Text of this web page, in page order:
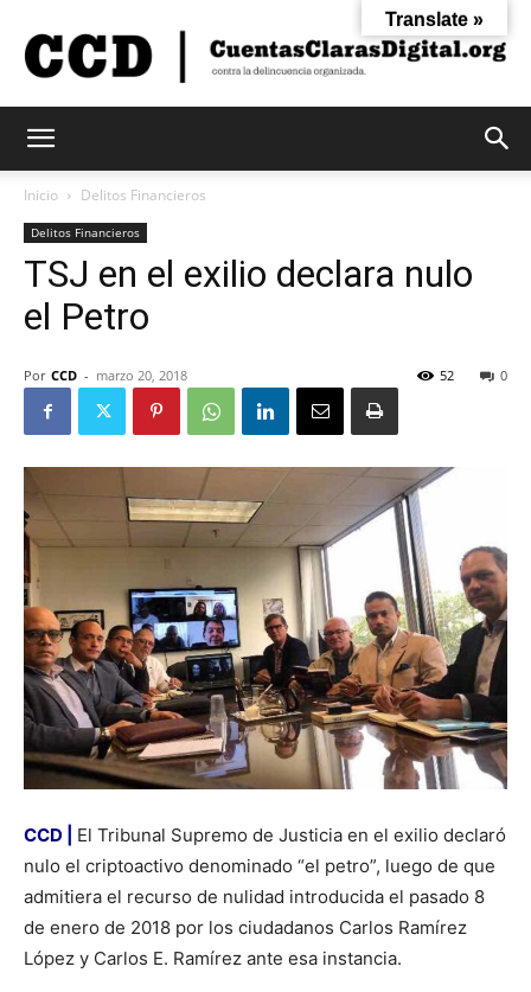
Claras
Inicio Delitos Financieros
Delitos Financieros
TSJ en el exilio declara nulo
el Petro
Por CCD - marzo 20, 2018 0
52
CCD | El Tribunal Supremo de Justicia en el exilio declaró
nulo el criptoactivo denominado “el petro”, luego de que
admitiera el recurso de nulidad introducida el pasado 8
de enero de 2018 por los ciudadanos Carlos Ramírez
López y Carlos E. Ramírez ante esa instancia.
Translate »